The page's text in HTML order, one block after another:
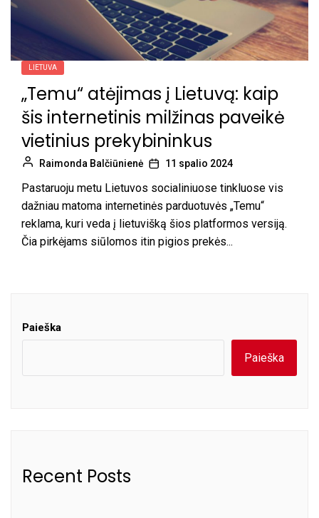
LIETUVA
„Temu“ atėjimas į Lietuvą: kaip
šis internetinis milžinas paveikė
vietinius prekybininkus
Raimonda Balčiūnienė 11 spalio 2024
Pastaruoju metu Lietuvos socialiniuose tinkluose vis
dažniau matoma internetinės parduotuvės „Temu“
reklama, kuri veda į lietuvišką šios platformos versiją.
Čia pirkėjams siūlomos itin pigios prekės...
Paieška
Paieška
Recent Posts